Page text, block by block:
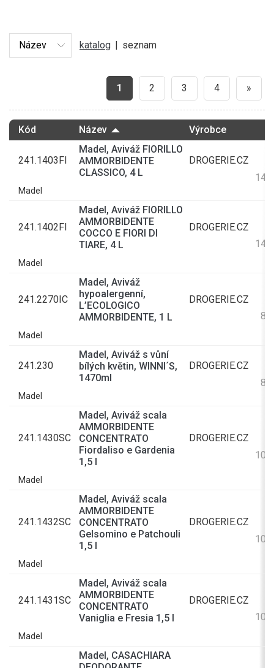
katalog | seznam
1 2 3 4 »
Kód Název Výrobce
241.1403FI
Madel, Aviváž FIORILLO
AMMORBIDENTE
CLASSICO, 4 L
DROGERIE.CZ
Madel
241.1402FI
Madel, Aviváž FIORILLO
AMMORBIDENTE
COCCO E FIORI DI
TIARE, 4 L
DROGERIE.CZ
Madel
241.2270IC
Madel, Aviváž
hypoalergenní,
L’ECOLOGICO
AMMORBIDENTE, 1 L
DROGERIE.CZ
Madel
241.230
Madel, Aviváž s vůní
bílých květin, WINNI´S,
1470ml
DROGERIE.CZ
Madel
241.1430SC
Madel, Aviváž scala
AMMORBIDENTE
CONCENTRATO
Fiordaliso e Gardenia
1,5 l
DROGERIE.CZ
Madel
241.1432SC
Madel, Aviváž scala
AMMORBIDENTE
CONCENTRATO
Gelsomino e Patchouli
1,5 l
DROGERIE.CZ
Madel
241.1431SC
Madel, Aviváž scala
AMMORBIDENTE
CONCENTRATO
Vaniglia e Fresia 1,5 l
DROGERIE.CZ
Madel
Madel, CASACHIARA